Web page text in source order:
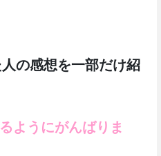
の感想を一部だけ紹
ようにがんばりま